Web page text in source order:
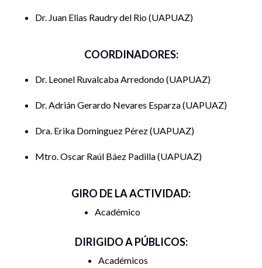
Dr. Juan Elias Raudry del Rio UAPUAZ
COORDINADORES:
Dr. Leonel Ruvalcaba Arredondo UAPUAZ
Dr. Adrián Gerardo Nevares Esparza UAPUAZ
Dra. Erika Dominguez Pérez UAPUAZ
Mtro. Oscar Raúl Báez Padilla UAPUAZ
GIRO DE LA ACTIVIDAD:
Académico
DIRIGIDO A PÚBLICOS:
Académicos